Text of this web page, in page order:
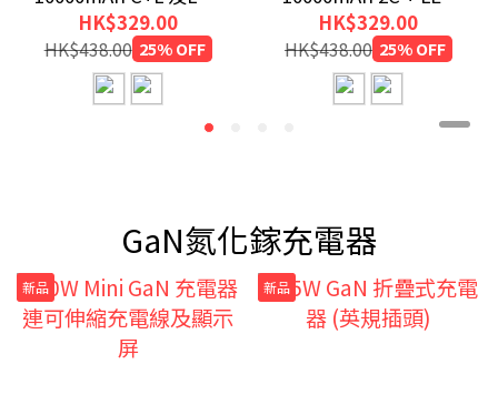
螢幕 流動充電池
HK$329.00
HK$438.00 25% OFF
螢幕 流動充電池
HK$329.00
HK$438.00 25% OFF
GaN氮化鎵充電器
新品 新品